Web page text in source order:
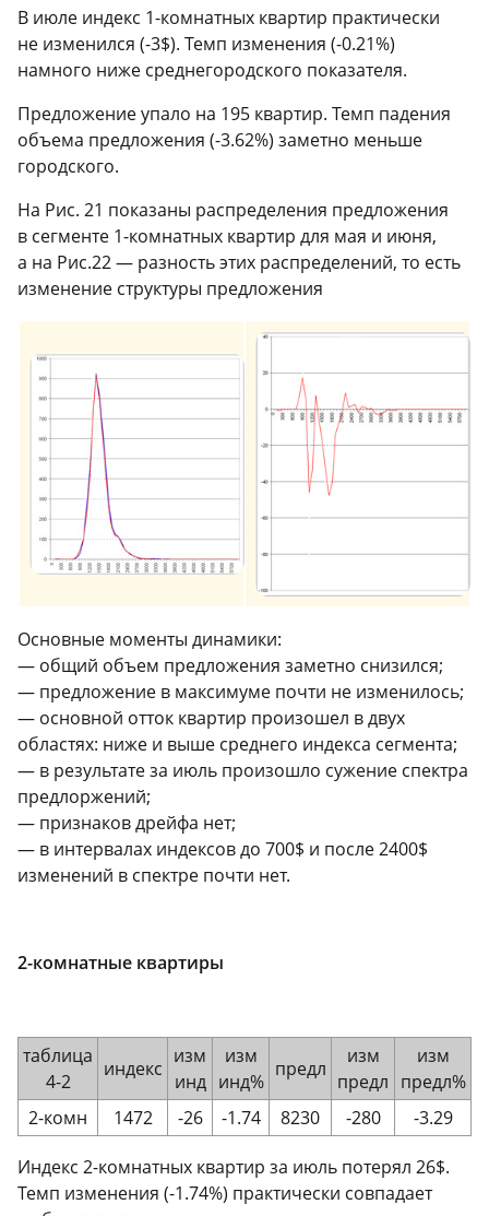
В июле индекс 1-комнатных квартир практически
не изменился (-3$). Темп изменения (-0.21%)
намного ниже среднегородского показателя.
Предложение упало на 195 квартир. Темп падения
объема предложения (-3.62%) заметно меньше
городского.
На Рис. 21 показаны распределения предложения
в сегменте 1-комнатных квартир для мая и июня,
а на Рис.22 — разность этих распределений, то есть
изменение структуры предложения
Основные моменты динамики:
— общий объем предложения заметно снизился;
— предложение в максимуме почти не изменилось;
— основной отток квартир произошел в двух
областях: ниже и выше среднего индекса сегмента;
— в результате за июль произошло сужение спектра
предлоржений;
— признаков дрейфа нет;
— в интервалах индексов до 700$ и после 2400$
изменений в спектре почти нет.
2-комнатные квартиры
таблица
4-2
индекс
изм
инд
изм
инд%
предл
изм
предл
изм
предл%
2-комн
1472 -26 -1.74 8230 -280 -3.29
Индекс 2-комнатных квартир за июль потерял 26$.
Темп изменения (-1.74%) практически совпадает